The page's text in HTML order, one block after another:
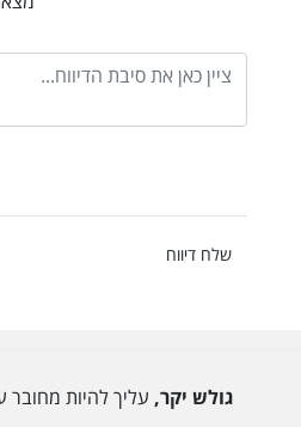
שלח דיווח
גולש יקר, עליך להיות מחובר